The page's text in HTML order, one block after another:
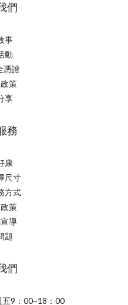
們
事
動
憑證
策
享
務
康
尺寸
方式
策
導
題
們
五9：00~18：00